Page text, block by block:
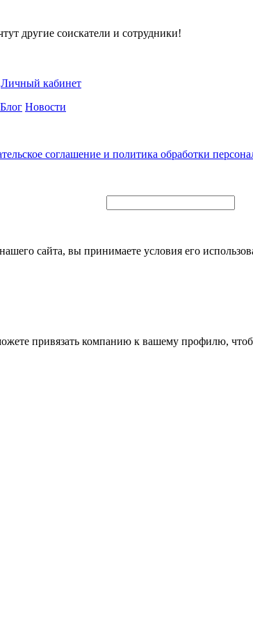
другие соискатели и сотрудники!
Личный кабинет
Блог Новости
соглашение и политика обработки
сайта, вы принимаете условия его
привязать компанию к вашему профилю,